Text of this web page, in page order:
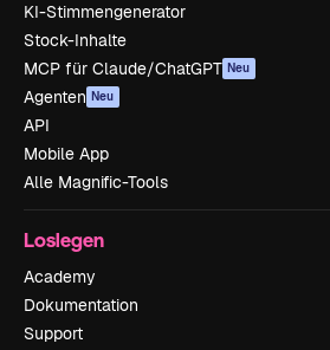
KI-Stimmengenerator
Stock-Inhalte
MCP für Claude/ChatGPT Neu
Agenten Neu
API
Mobile App
Alle Magnific-Tools
Loslegen
Academy
Dokumentation
Support